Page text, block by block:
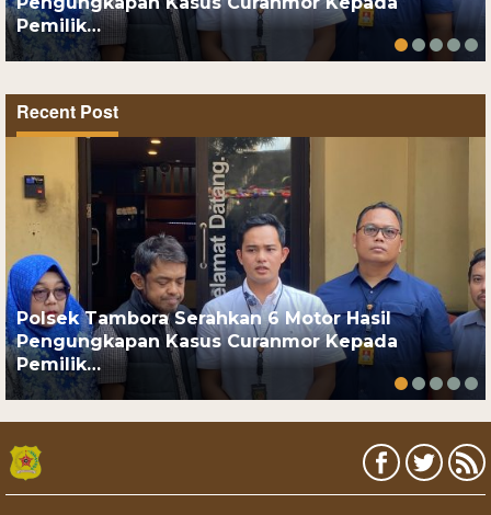
Pemilik…
Recent Post
Polsek Tambora Serahkan 6 Motor Hasil
Pengungkapan Kasus Curanmor Kepada
Pemilik…